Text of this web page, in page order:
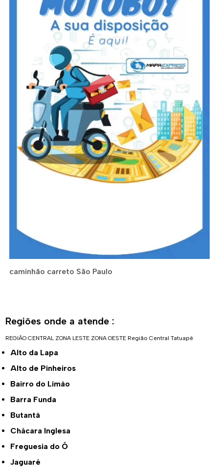
caminhão carreto São Paulo
Regiões onde a atende :
REGIÃO CENTRAL ZONA LESTE ZONA OESTE Região Central Tatuapé
Alto da Lapa
Alto de Pinheiros
Bairro do Limão
Barra Funda
Butantã
Chácara Inglesa
Freguesia do Ó
Jaguaré